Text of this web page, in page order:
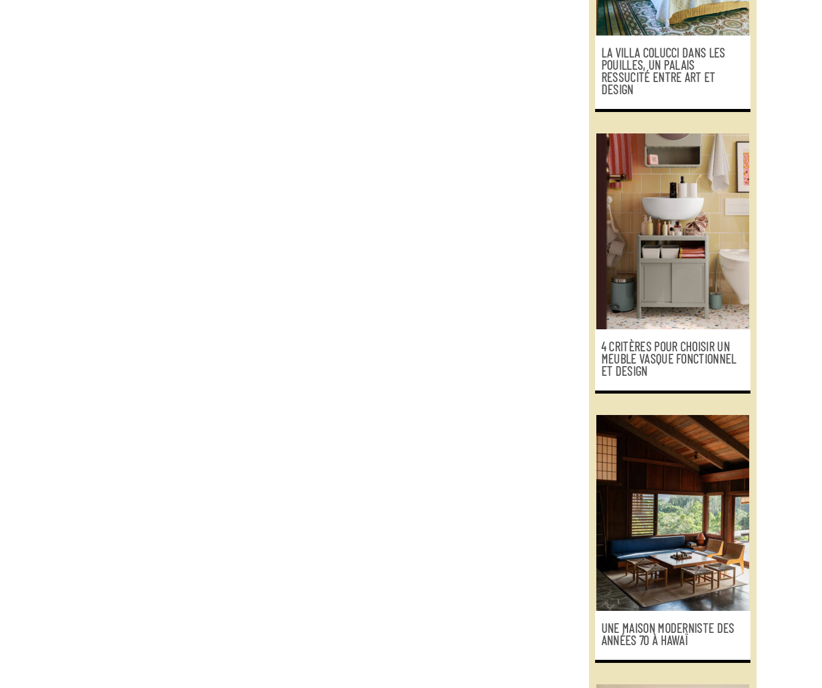
LA VILLA COLUCCI DANS LES
POUILLES, UN PALAIS
RESSUCITÉ ENTRE ART ET
DESIGN
4 CRITÈRES POUR CHOISIR UN
MEUBLE VASQUE FONCTIONNEL
ET DESIGN
UNE MAISON MODERNISTE DES
ANNÉES 70 À HAWAÏ